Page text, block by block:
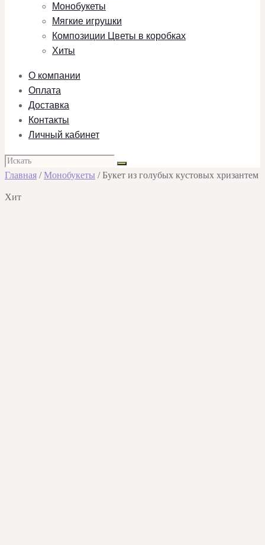
Монобукеты
Мягкие игрушки
Композиции Цветы в коробках
Хиты
О компании
Оплата
Доставка
Контакты
Личный кабинет
Главная /Монобукеты / Букет из голубых кустовых хризантем
Хит